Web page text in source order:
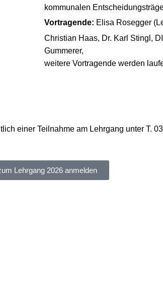
kommunalen
Vortragende: Elisa Rosegger
Christian Haas, Dr. Karl Stingl, DI
Gummerer,
weitere Vortragende werden
einer Teilnahme am Lehrgang unter T.
Lehrgang 2026 anmelden